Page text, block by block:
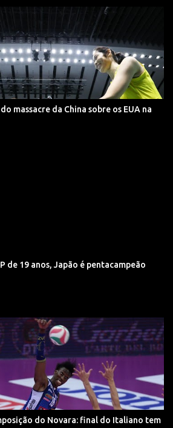
massacre da China sobre os EUA na
de 19 anos, Japão é pentacampeão
do Novara: final do Italiano tem